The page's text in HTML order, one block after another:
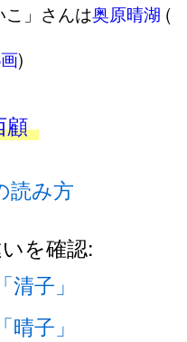
」さんは奥原晴湖 (
)
顧
読み方
を確認:
清子」
晴子」